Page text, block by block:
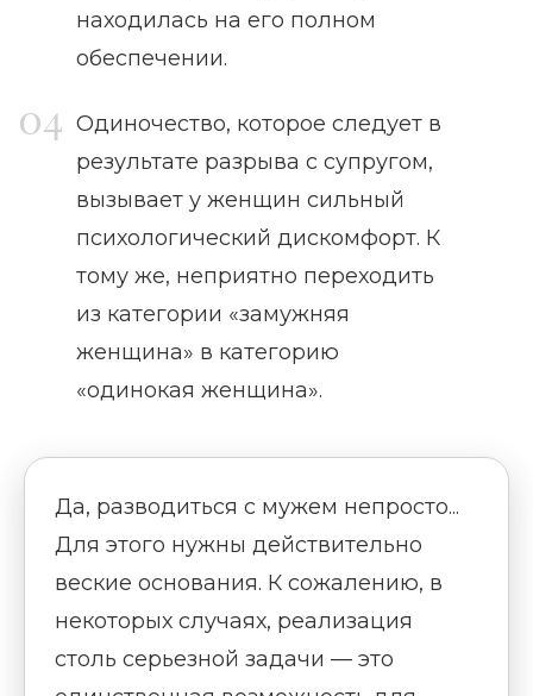
находилась на его полном
обеспечении.
Одиночество, которое следует в
результате разрыва с супругом,
вызывает у женщин сильный
психологический дискомфорт. К
тому же, неприятно переходить
из категории «замужняя
женщина» в категорию
«одинокая женщина».
Да, разводиться с мужем непросто...
Для этого нужны действительно
веские основания. К сожалению, в
некоторых случаях, реализация
столь серьезной задачи — это